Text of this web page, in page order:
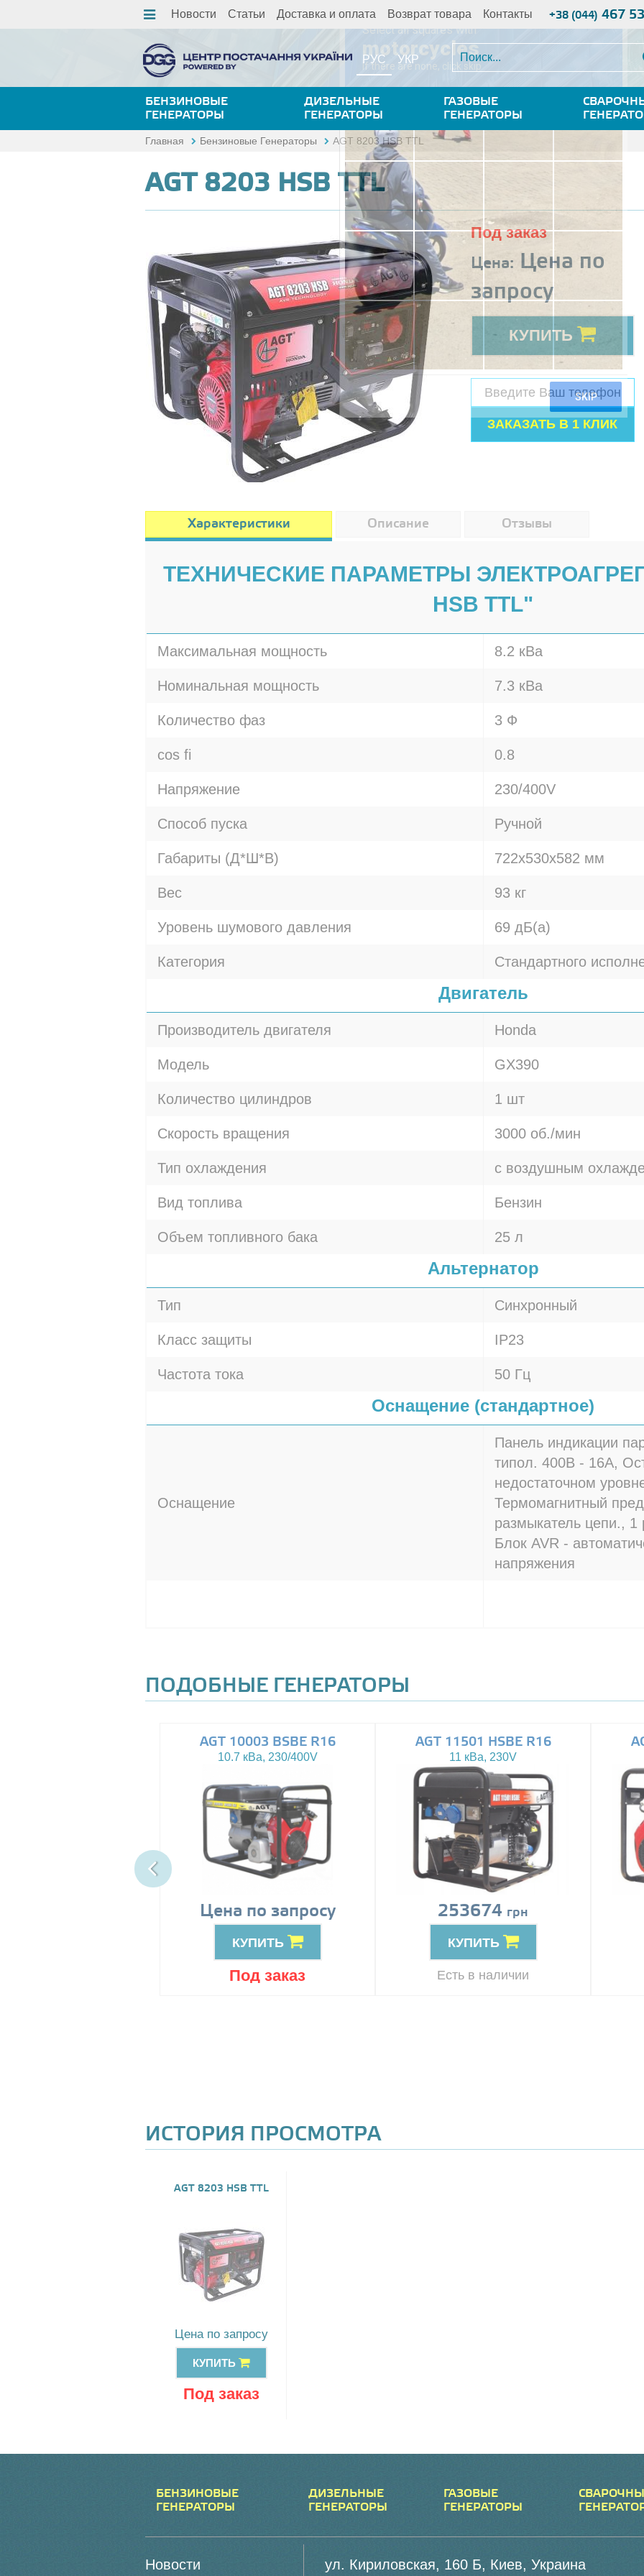
Новости Статьи Доставка и оплата Возврат товара Контакты +38 (044) 467
РУС УКР
БЕНЗИНОВЫЕ
ГЕНЕРАТОРЫ
ДИЗЕЛЬНЫЕ
ГЕНЕРАТОРЫ
ГАЗОВЫЕ
ГЕНЕРАТОРЫ
Главная Бензиновые Генераторы AGT 8203 HSB TTL
AGT 8203 HSB TTL
Под заказ
Цена: Цена по
запросу
КУПИТЬ
Характеристики Описание Отзывы
ТЕХНИЧЕСКИЕ ПАРАМЕТРЫ
HSB TTL"
Максимальная мощность 8.2 кВа
Номинальная мощность 7.3 кВа
Количество фаз 3 Ф
cos fi 0.8
Напряжение 230/400V
Способ пуска Ручной
Габариты (Д*Ш*В) 722х530х582 мм
Вес 93 кг
Уровень шумового давления 69 дБ(а)
Категория Стандартного
Двигатель
Производитель двигателя Honda
Модель GX390
Количество цилиндров 1 шт
Скорость вращения 3000 об./мин
Тип охлаждения с воздушным
Вид топлива Бензин
Объем топливного бака 25 л
Альтернатор
Тип Синхронный
Класс защиты IP23
Частота тока 50 Гц
Оснащение (стандартное)
Оснащение
Панель индикации
типол. 400В - 16A,
недостаточном
Термомагнитный
размыкатель цепи., 1
Блок AVR -
напряжения
ПОДОБНЫЕ ГЕНЕРАТОРЫ
AGT 10003 BSBE R16
10.7 кВа, 230/400V
Цена по запросу
КУПИТЬ
Под заказ
AGT 11501 HSBE R16
11 кВа, 230V
253674 грн
КУПИТЬ
Есть в наличии
ИСТОРИЯ ПРОСМОТРА
AGT 8203 HSB TTL
Цена по запросу
КУПИТЬ
Под заказ
БЕНЗИНОВЫЕ
ГЕНЕРАТОРЫ
ДИЗЕЛЬНЫЕ
ГЕНЕРАТОРЫ
ГАЗОВЫЕ
ГЕНЕРАТОРЫ
Новости ул. Кириловская, 160 Б, Киев, Украина